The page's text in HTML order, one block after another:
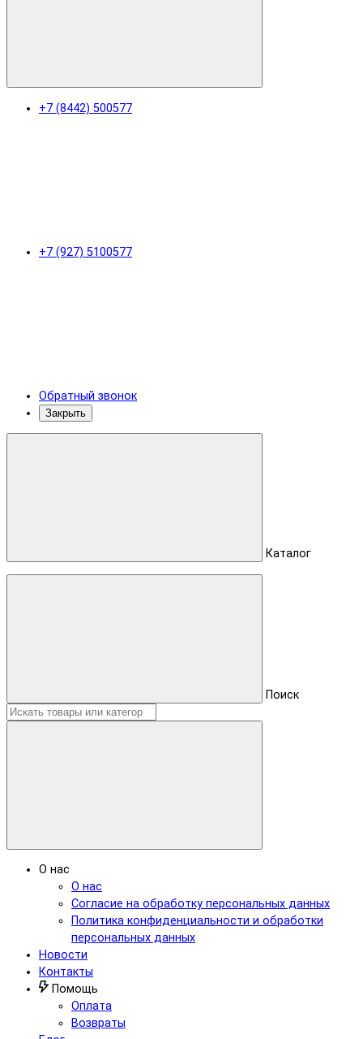
+7 (8442) 500577
+7 (927) 5100577
Обратный звонок
Закрыть
Каталог
Поиск
О нас
О нас
Согласие на обработку персональных данных
Политика конфиденциальности и обработки
персональных данных
Новости
Контакты
Помощь
Оплата
Возвраты